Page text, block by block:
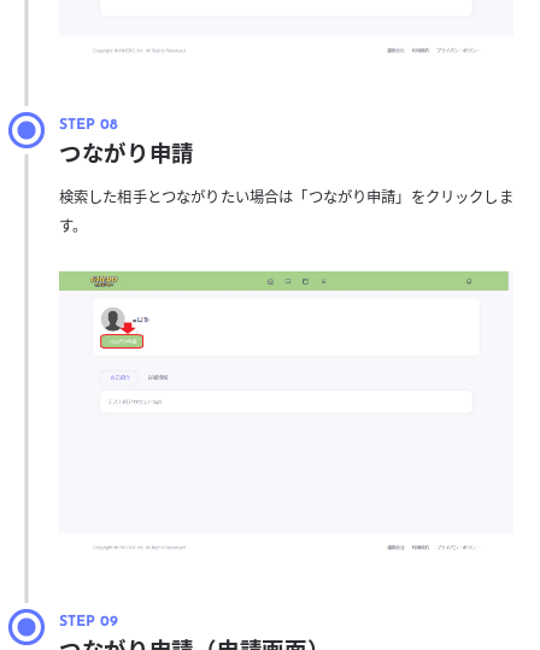
つながり申請
検索した相手とつながりたい場合は「つながり申請」をクリックしま
す。